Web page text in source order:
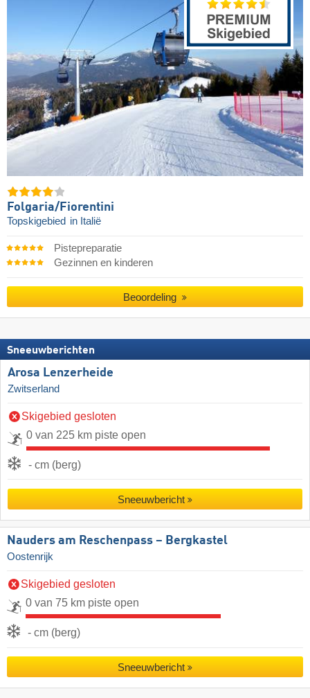
Folgaria/​Fiorentini
Topskigebied in Italië
Pistepreparatie
Gezinnen en kinderen
Beoordeling
Sneeuwberichten
Arosa Lenzerheide
Zwitserland
Skigebied gesloten
0 van 225 km piste open
- cm (berg)
Sneeuwbericht
Nauders am Reschenpass – Bergkastel
Oostenrijk
Skigebied gesloten
0 van 75 km piste open
- cm (berg)
Sneeuwbericht